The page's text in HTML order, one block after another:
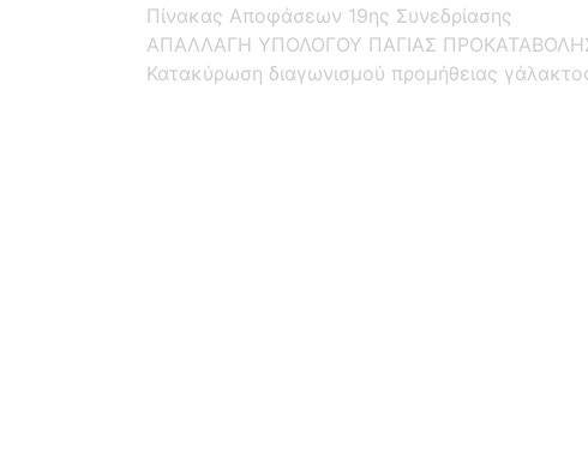
Πίνακας Αποφάσεων 19ης Συνεδρίασης
ΑΠΑΛΛΑΓΗ ΥΠΟΛΟΓΟΥ ΠΑΓΙΑΣ
Κατακύρωση διαγωνισμού προμήθειας